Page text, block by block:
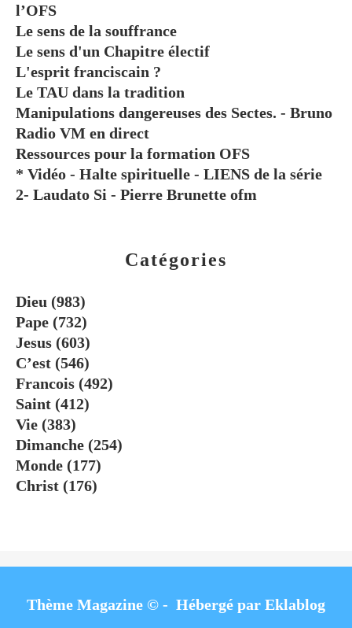
Catégories
Dieu (983)
Pape (732)
Jesus (603)
C’est (546)
Francois (492)
Saint (412)
Vie (383)
Dimanche (254)
Monde (177)
Christ (176)
l’OFS
Le sens de la souffrance
Le sens d'un Chapitre électif
L'esprit franciscain ?
Le TAU dans la tradition
Manipulations dangereuses des Sectes. - Bruno
Radio VM en direct
Ressources pour la formation OFS
* Vidéo - Halte spirituelle - LIENS de la série
2- Laudato Si - Pierre Brunette ofm
Thème Magazine © - Hébergé par Eklablog